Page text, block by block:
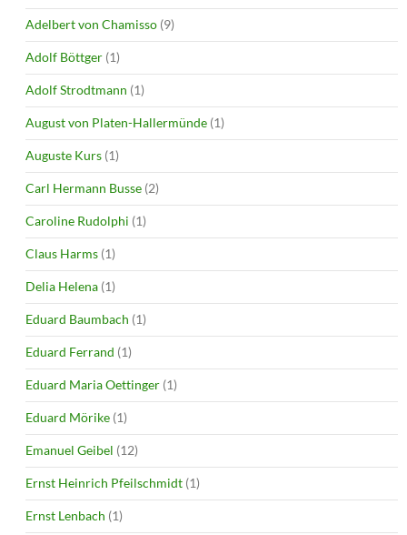
Adelbert von Chamisso (9)
Adolf Böttger (1)
Adolf Strodtmann (1)
August von Platen-Hallermünde (1)
Auguste Kurs (1)
Carl Hermann Busse (2)
Caroline Rudolphi (1)
Claus Harms (1)
Delia Helena (1)
Eduard Baumbach (1)
Eduard Ferrand (1)
Eduard Maria Oettinger (1)
Eduard Mörike (1)
Emanuel Geibel (12)
Ernst Heinrich Pfeilschmidt (1)
Ernst Lenbach (1)